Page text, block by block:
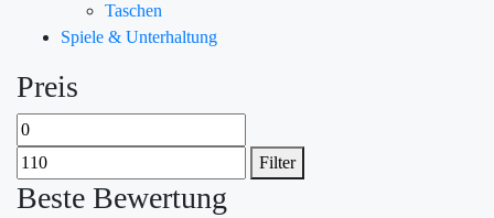
Taschen
Spiele & Unterhaltung
Preis
Filter
Beste Bewertung